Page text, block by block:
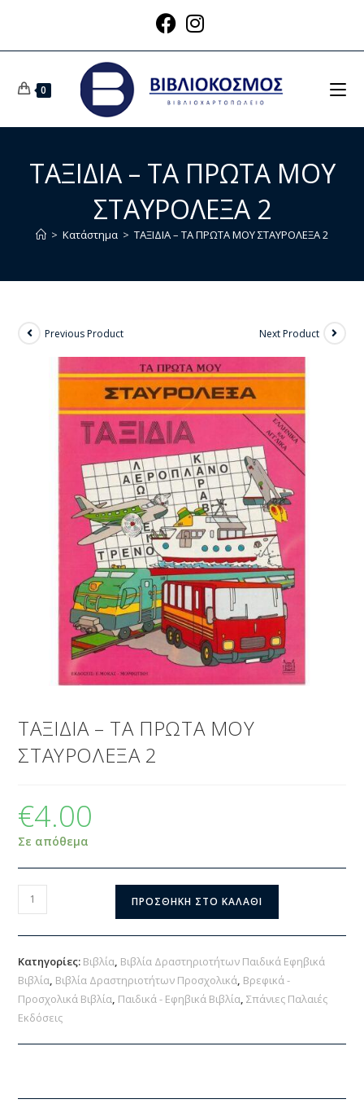
0
ΤΑΞΙΔΙΑ – ΤΑ ΠΡΩΤΑ ΜΟΥ
ΣΤΑΥΡΟΛΕΞΑ 2
> Κατάστημα > ΤΑΞΙΔΙΑ – ΤΑ ΠΡΩΤΑ ΜΟΥ ΣΤΑΥΡΟΛΕΞΑ 2
Previous Product Next Product
ΤΑΞΙΔΙΑ – ΤΑ ΠΡΩΤΑ ΜΟΥ
ΣΤΑΥΡΟΛΕΞΑ 2
€4.00
Σε απόθεμα
ΠΡΟΣΘΉΚΗ ΣΤΟ ΚΑΛΆΘΙ
Κατηγορίες: Βιβλία, Βιβλία Δραστηριοτήτων Παιδικά Εφηβικά
Βιβλία, Βιβλία Δραστηριοτήτων Προσχολικά, Βρεφικά -
Προσχολικά Βιβλία, Παιδικά - Εφηβικά Βιβλία,Σπάνιες Παλαιές
Εκδόσεις